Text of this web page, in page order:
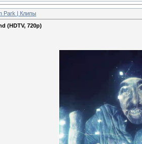
Park | Клипы
(HDTV, 720p)